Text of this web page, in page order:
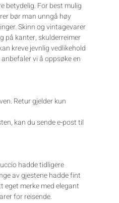
betydelig. For best mulig
bør man unngå høy
Skinn og vintagevarer
på kanter, skulderreimer
kreve jevnlig vedlikehold
vi å oppsøke en
Retur gjelder kun
kan du sende e-post til
hadde tidligere
av gjestene hadde fint
eget merke med elegant
for reisende.